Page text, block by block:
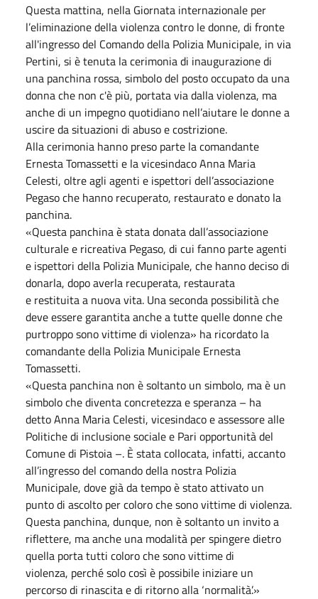
Questa mattina, nella Giornata internazionale per
l’eliminazione della violenza contro le donne, di fronte
all'ingresso del Comando della Polizia Municipale, in via
Pertini, si è tenuta la cerimonia di inaugurazione di
una panchina rossa, simbolo del posto occupato da una
donna che non c'è più, portata via dalla violenza, ma
anche di un impegno quotidiano nell’aiutare le donne a
uscire da situazioni di abuso e costrizione.
Alla cerimonia hanno preso parte la comandante
Ernesta Tomassetti e la vicesindaco Anna Maria
Celesti, oltre agli agenti e ispettori dell’associazione
Pegaso che hanno recuperato, restaurato e donato la
panchina.
«Questa panchina è stata donata dall’associazione
culturale e ricreativa Pegaso, di cui fanno parte agenti
e ispettori della Polizia Municipale, che hanno deciso di
donarla, dopo averla recuperata, restaurata
e restituita a nuova vita. Una seconda possibilità che
deve essere garantita anche a tutte quelle donne che
purtroppo sono vittime di violenza» ha ricordato la
comandante della Polizia Municipale Ernesta
Tomassetti.
«Questa panchina non è soltanto un simbolo, ma è un
simbolo che diventa concretezza e speranza – ha
detto Anna Maria Celesti, vicesindaco e assessore alle
Politiche di inclusione sociale e Pari opportunità del
Comune di Pistoia –. È stata collocata, infatti, accanto
all’ingresso del comando della nostra Polizia
Municipale, dove già da tempo è stato attivato un
punto di ascolto per coloro che sono vittime di violenza.
Questa panchina, dunque, non è soltanto un invito a
riflettere, ma anche una modalità per spingere dietro
quella porta tutti coloro che sono vittime di
violenza, perché solo così è possibile iniziare un
percorso di rinascita e di ritorno alla ‘normalità’.»